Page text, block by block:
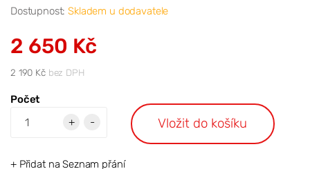
Dostupnost:Skladem u dodavatele
2 650 Kč
2 190 Kčbez DPH
Počet
+
- Vložit do košíku
+ Přidat na Seznam přání